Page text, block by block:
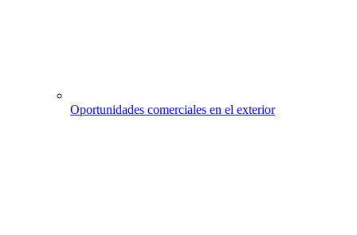
Oportunidades comerciales en el exterior